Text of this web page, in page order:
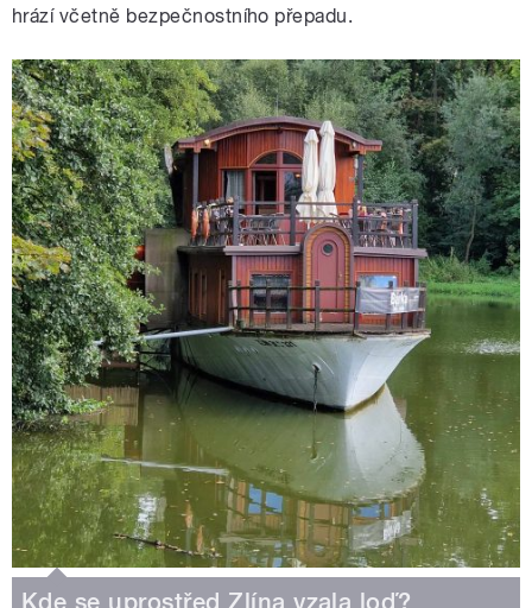
hrází včetně bezpečnostního přepadu.
Kde se uprostřed Zlína vzala loď?